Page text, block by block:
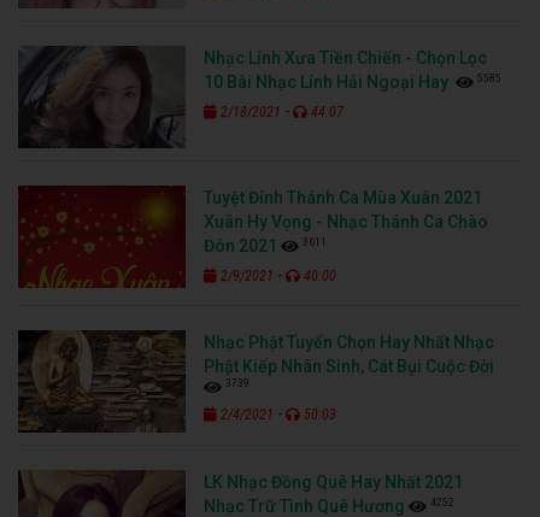
Nhạc Lính Xưa Tiền Chiến - Chọn Lọc
10 Bài Nhạc Lính Hải Ngoại Hay
5585
2/18/2021 - 44:07
Tuyệt Đỉnh Thánh Ca Mùa Xuân 2021
Xuân Hy Vọng - Nhạc Thánh Ca Chào
Đón 2021
3611
2/9/2021 - 40:00
Nhạc Phật Tuyển Chọn Hay Nhất Nhạc
Phật Kiếp Nhân Sinh, Cát Bụi Cuộc Đời
3739
2/4/2021 - 50:03
LK Nhạc Đồng Quê Hay Nhất 2021
Nhạc Trữ Tình Quê Hương
4252